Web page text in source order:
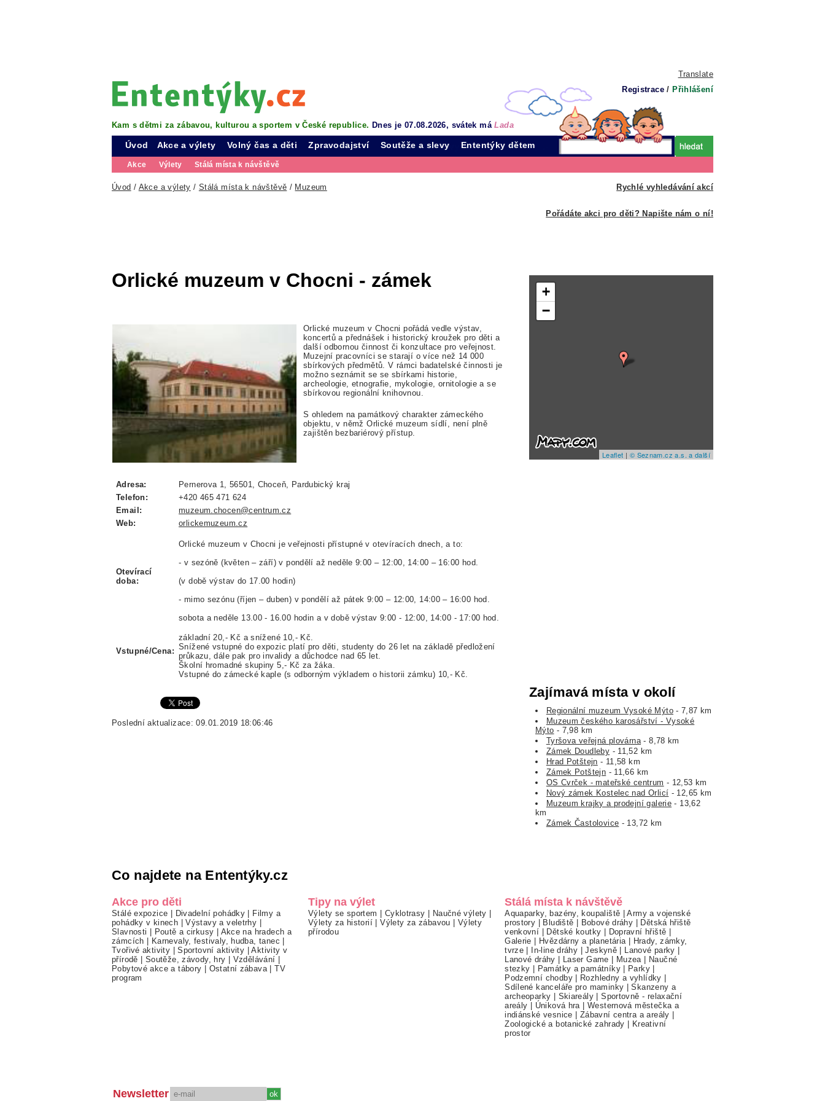
Translate
Registrace / Přihlášení
Kam s dětmi za zábavou, kulturou a sportem v České republice. Dnes je 07.08.2026, svátek máLada
Úvod Akce a výlety
Akce Výlety Stálá místa k návštěvě
Volný čas a děti Zpravodajství Soutěže a slevy Ententýky dětem
Rychlé vyhledávání akcí
Úvod / Akce a výlety / Stálá místa k návštěvě / Muzeum
Pořádáte akci pro děti? Napište nám o ní!
Orlické muzeum v Chocni - zámek
Orlické muzeum v Chocni pořádá vedle výstav,
koncertů a přednášek i historický kroužek pro děti a
další odbornou činnost či konzultace pro veřejnost.
Muzejní pracovníci se starají o více než 14 000
sbírkových předmětů. V rámci badatelské činnosti je
možno seznámit se se sbírkami historie,
archeologie, etnografie, mykologie, ornitologie a se
sbírkovou regionální knihovnou.
S ohledem na památkový charakter zámeckého
objektu, v němž Orlické muzeum sídlí, není plně
zajištěn bezbariérový přístup.
Adresa:
Pernerova 1, 56501, Choceň, Pardubický kraj
Telefon:
+420 465 471 624
Email:
muzeum.chocen@centrum.cz
Web:
orlickemuzeum.cz
Otevírací
doba:
Orlické muzeum v Chocni je veřejnosti přístupné v otevíracích dnech, a to:
- v sezóně (květen – září) v pondělí až neděle 9:00 – 12:00, 14:00 – 16:00 hod.
(v době výstav do 17.00 hodin)
- mimo sezónu (říjen – duben) v pondělí až pátek 9:00 – 12:00, 14:00 – 16:00 hod.
sobota a neděle 13.00 - 16.00 hodin a v době výstav 9:00 - 12:00, 14:00 - 17:00 hod.
Vstupné/Cena:
základní 20,- Kč a snížené 10,- Kč.
Snížené vstupné do expozic platí pro děti, studenty do 26 let na základě předložení
průkazu, dále pak pro invalidy a důchodce nad 65 let.
Školní hromadné skupiny 5,- Kč za žáka.
Vstupné do zámecké kaple (s odborným výkladem o historii zámku) 10,- Kč.
Poslední aktualizace: 09.01.2019 18:06:46
+
−
Leaflet | © Seznam.cz a.s. a další
Zajímavá místa v okolí
Regionální muzeum Vysoké Mýto- 7,87 km
Muzeum českého karosářství - Vysoké
Mýto - 7,98 km
Tyršova veřejná plovárna- 8,78 km
Zámek Doudleby - 11,52 km
Hrad Potštejn - 11,58 km
Zámek Potštejn - 11,66 km
OS Cvrček - mateřské centrum - 12,53 km
Nový zámek Kostelec nad Orlicí - 12,65 km
Muzeum krajky a prodejní galerie - 13,62
km
Zámek Častolovice - 13,72 km
Co najdete na Ententýky.cz
Akce pro děti
Stálé expozice | Divadelní pohádky | Filmy a
pohádky v kinech |Výstavy a veletrhy |
Slavnosti | Poutě a cirkusy | Akce na hradech a
zámcích | Karnevaly, festivaly, hudba, tanec |
Tvořivé aktivity |Sportovní aktivity |Aktivity v
přírodě | Soutěže, závody, hry | Vzdělávání |
Pobytové akce a tábory | Ostatní zábava |TV
program
Tipy na výlet
Výlety se sportem | Cyklotrasy | Naučné výlety |
Výlety za historií |Výlety za zábavou | Výlety
přírodou
Stálá místa k návštěvě
Aquaparky, bazény, koupaliště |Army a vojenské
prostory | Bludiště | Bobové dráhy | Dětská hřiště
venkovní | Dětské koutky | Dopravní hřiště |
Galerie | Hvězdárny a planetária | Hrady, zámky,
tvrze | In-line dráhy |Jeskyně | Lanové parky |
Lanové dráhy | Laser Game | Muzea | Naučné
stezky | Památky a památníky| Parky |
Podzemní chodby| Rozhledny a vyhlídky |
Sdílené kanceláře pro maminky |Skanzeny a
archeoparky | Skiareály |Sportovně - relaxační
areály | Úniková hra |Westernová městečka a
indiánské vesnice | Zábavní centra a areály |
Zoologické a botanické zahrady | Kreativní
prostor
Newsletter